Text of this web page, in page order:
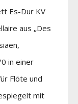
Es-Dur KV
aus „Des
in einer
Flöte und
mit